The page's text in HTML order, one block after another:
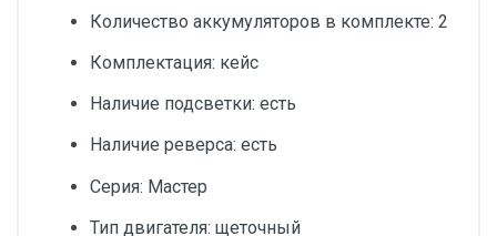
Количество аккумуляторов в комплекте: 2
Комплектация: кейс
Наличие подсветки: есть
Наличие реверса: есть
Серия: Мастер
Тип двигателя: щеточный